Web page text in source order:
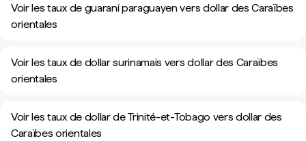
Voir les taux de guaraní paraguayen vers dollar des Caraïbes
orientales
Voir les taux de dollar surinamais vers dollar des Caraïbes
orientales
Voir les taux de dollar de Trinité-et-Tobago vers dollar des
Caraïbes orientales